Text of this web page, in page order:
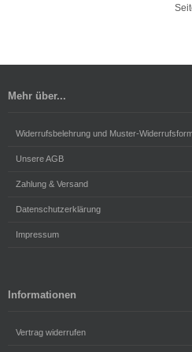
Mehr über...
Widerrufsbelehrung und Muster-
Unsere AGB
Zahlung & Versand
Datenschutzerklärung
Impressum
Informationen
Vertrag widerrufen